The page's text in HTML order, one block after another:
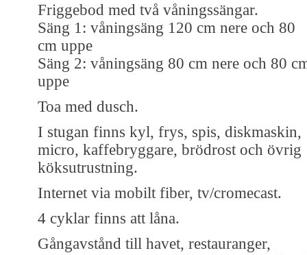
Friggebod med två våningssängar.
Säng 1: våningsäng 120 cm nere och 80
cm uppe
Säng 2: våningsäng 80 cm nere och 80
uppe
Toa med dusch.
I stugan finns kyl, frys, spis, diskmaskin,
micro, kaffebryggare, brödrost och övrig
köksutrustning.
Internet via mobilt fiber, tv/cromecast.
4 cyklar finns att låna.
Gångavstånd till havet, restauranger,